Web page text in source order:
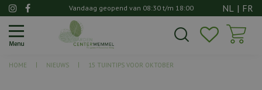
a
HOME NIEUWS 15 TUINTIPS VOOR OKTOBER
Vandaag geopend van 08:30t/m 18:00 NL | FR